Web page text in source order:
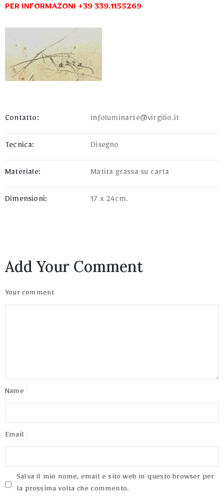
PER INFORMAZONI +39 339.1155269
Contatto: infoluminarte@virgilio.it
Tecnica: Disegno
Materiale: Matita grassa su carta
Dimensioni: 17 x 24cm.
Add Your Comment
Your comment
Name
Email
Salva il mio nome, email e sito web in questo browser per
la prossima volta che commento.